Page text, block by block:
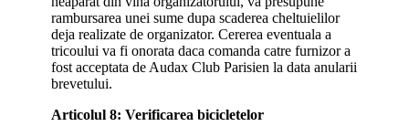
rambursarea unei sume dupa scaderea cheltuielilor
deja realizate de organizator. Cererea eventuala a
tricoului va fi onorata daca comanda catre furnizor a
fost acceptata de Audax Club Parisien la data anularii
brevetului.
Articolul 8: Verificarea bicicletelor